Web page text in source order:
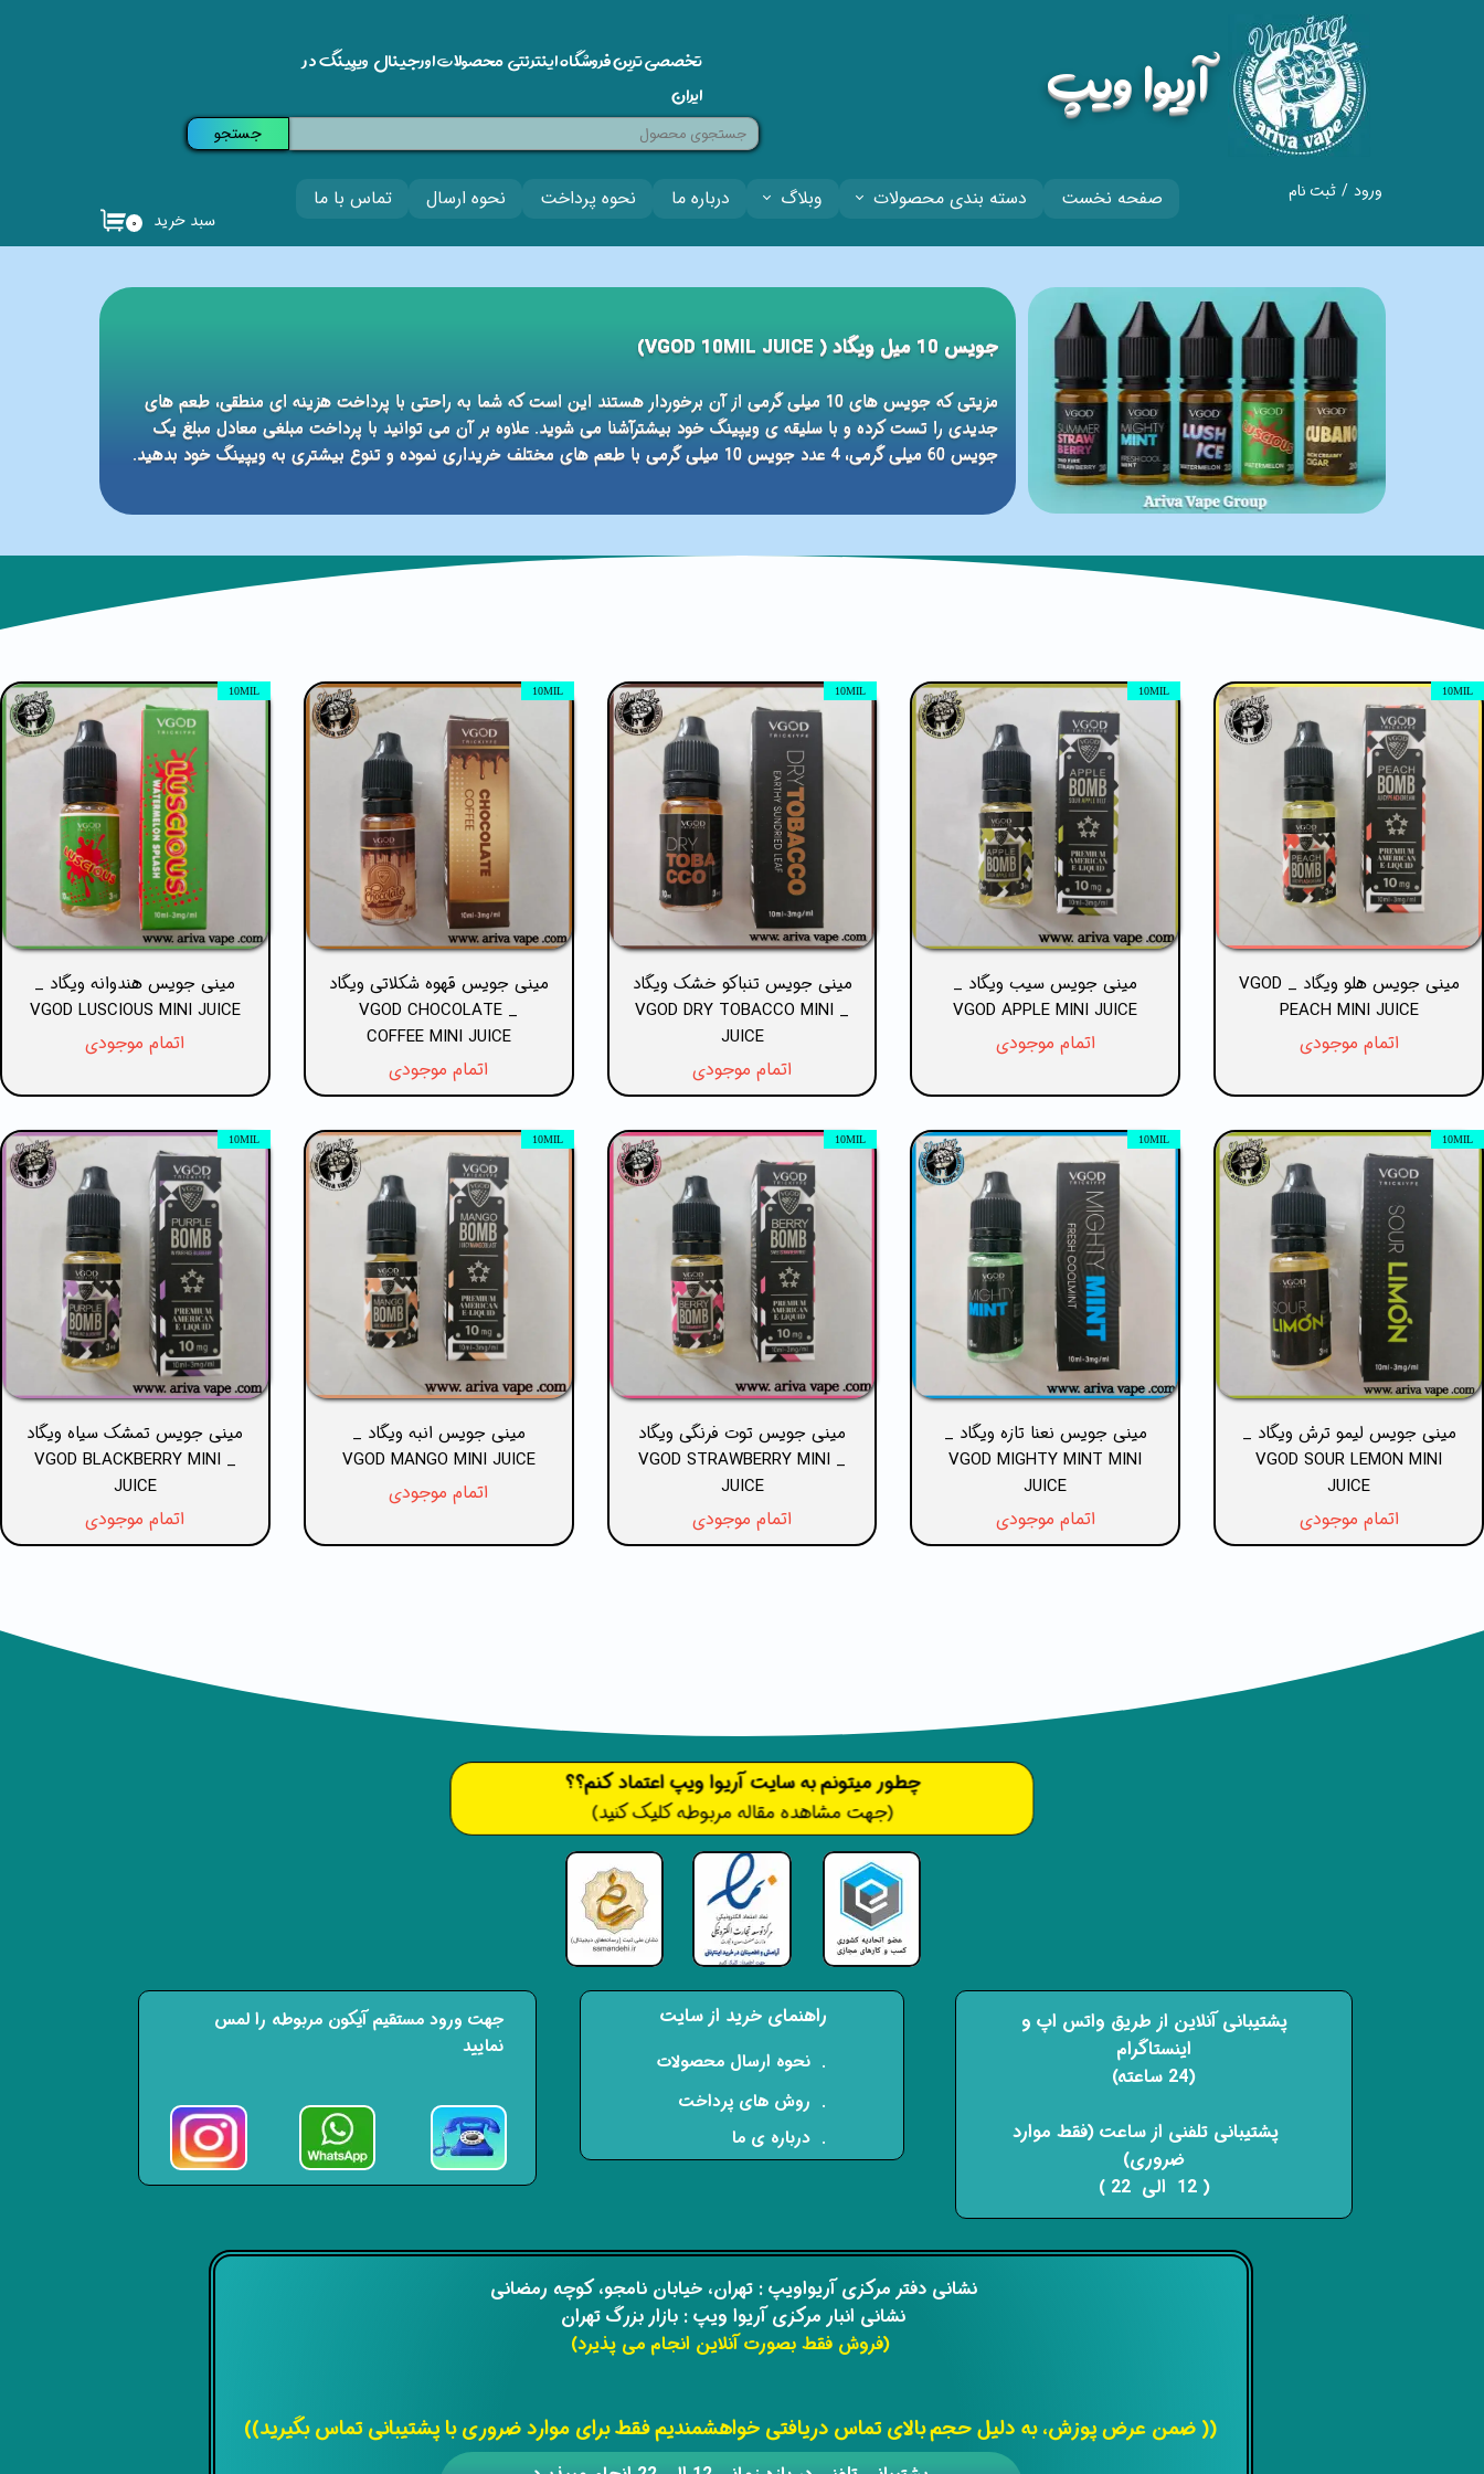
صفحه نخست دسته بندی محصولات وبلاگ درباره ما نحوه پرداخت نحوه ارسال تماس با ما ورود / ثبت نام
سفارشات
خروج از حساب
کاربری
​آریوا ویپ
۰ سبد خرید
تخصصی ترین فروشگاه اینترنتی محصولات اورجینال ویپینگ در
ایران
جستجو
​​​جویس 10 میل ویگاد ( VGOD 10MIL JUICE)
مزیتی که جویس های 10 میلی گرمی از آن برخوردار هستند این است که شما به راحتی با پرداخت هزینه ای منطقی، طعم های
جدیدی را تست کرده و با سلیقه ی ویپینگ خود بیشترآشنا می شوید. علاوه بر آن می توانید با پرداخت مبلغی معادل مبلغ یک
جویس 60 میلی گرمی، 4 عدد جویس 10 میلی گرمی با طعم های مختلف خریداری نموده و تنوع بیشتری به ویپینگ خود بدهید.
مینی جویس هلو ویگاد _ VGOD
PEACH MINI JUICE
اتمام موجودی
10MIL
مینی جویس سیب ویگاد _
VGOD APPLE MINI JUICE
اتمام موجودی
10MIL
مینی جویس تنباکو خشک ویگاد
_ VGOD DRY TOBACCO MINI
JUICE
اتمام موجودی
10MIL
مینی جویس قهوه شکلاتی ویگاد
_ VGOD CHOCOLATE
COFFEE MINI JUICE
اتمام موجودی
10MIL
مینی جویس هندوانه ویگاد _
VGOD LUSCIOUS MINI JUICE
اتمام موجودی
10MIL
مینی جویس لیمو ترش ویگاد _
VGOD SOUR LEMON MINI
JUICE
اتمام موجودی
10MIL
مینی جویس نعنا تازه ویگاد _
VGOD MIGHTY MINT MINI
JUICE
اتمام موجودی
10MIL
مینی جویس توت فرنگی ویگاد
_ VGOD STRAWBERRY MINI
JUICE
اتمام موجودی
10MIL
مینی جویس انبه ویگاد _
VGOD MANGO MINI JUICE
اتمام موجودی
10MIL
مینی جویس تمشک سیاه ویگاد
_ VGOD BLACKBERRY MINI
JUICE
اتمام موجودی
10MIL
​​نشانی دفتر مرکزی آریواویپ : تهران، خیابان نامجو،کوچه رمضانی
نشانی انبار مرکزی آریوا ویپ : بازار بزرگ تهران
(فروش فقط بصورت آنلاین انجام می پذیرد)
(( ضمن عرض پوزش، به دلیل حجم بالای تماس دریافتی خواهشمندیم فقط برای موارد ضروری با پشتیبانی تماس بگیرید))
​​​چطور میتونم به سایت آریوا ویپ اعتماد کنم؟؟
(جهت مشاهده مقاله مربوطه کلیک کنید)
راهنمای خرید از سایت
​. نحوه ارسال محصولات
. روش های پرداخت
. درباره ی ما
پشتیبانی آنلاین از طریق واتس اپ و
اینستاگرام
(24 ساعته)
​​​​​​​ پشتیبانی تلفنی از ساعت (فقط موارد
ضروری)
( 12 الی 22 ) ​​​​​​​
جهت ورود مستقیم آیکون مربوطه را لمس
نمایید